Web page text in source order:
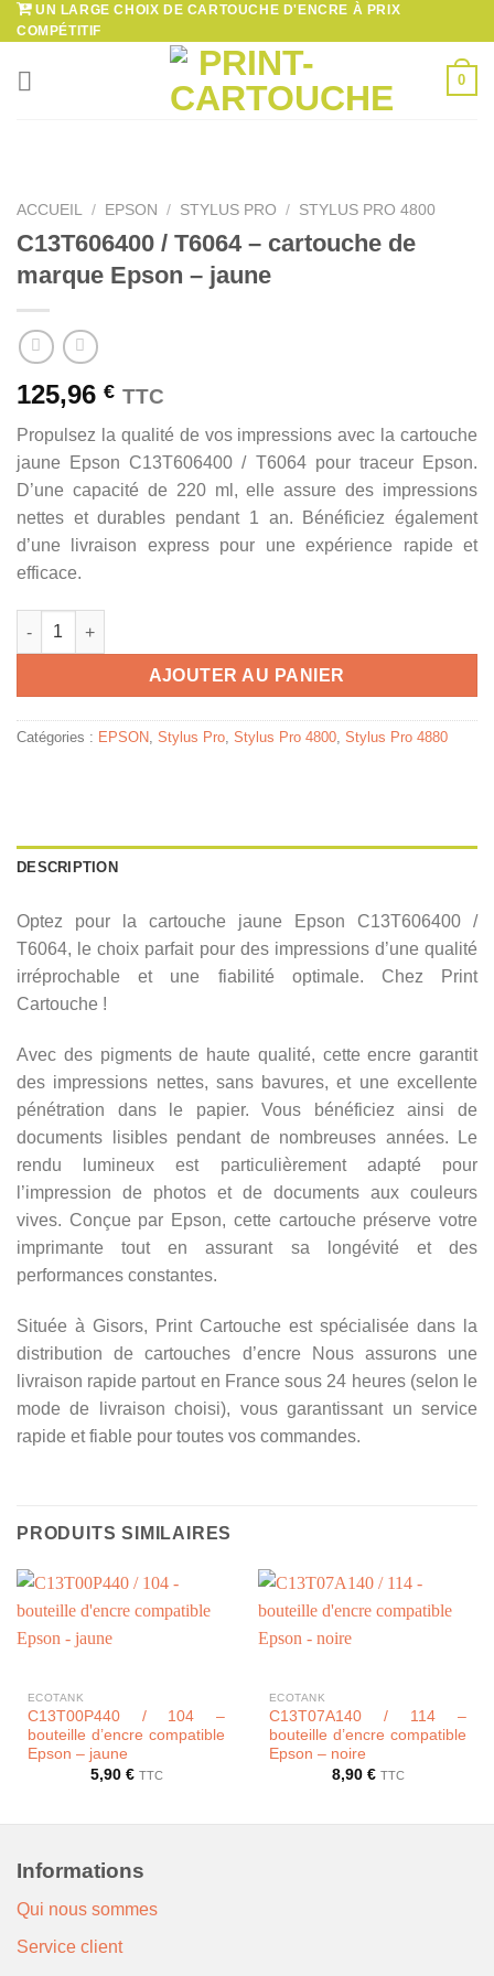
Passer
au
contenu
UN LARGE CHOIX DE CARTOUCHE D'ENCRE À PRIX
COMPÉTITIF
0
ACCUEIL / EPSON / STYLUS PRO / STYLUS PRO 4800
C13T606400 / T6064 – cartouche de
marque Epson – jaune
125,96 € TTC
Propulsez la qualité de vos impressions avec la cartouche
jaune Epson C13T606400 / T6064 pour traceur Epson.
D’une capacité de 220 ml, elle assure des impressions
nettes et durables pendant 1 an. Bénéficiez également
d’une livraison express pour une expérience rapide et
efficace.
quantité de C13T606400 / T6064 - cartouche de marque Epson
AJOUTER AU PANIER
Catégories : EPSON, Stylus Pro, Stylus Pro 4800, Stylus Pro 4880
DESCRIPTION
Optez pour la cartouche jaune Epson C13T606400 /
T6064, le choix parfait pour des impressions d’une qualité
irréprochable et une fiabilité optimale. Chez Print
Cartouche !
Avec des pigments de haute qualité, cette encre garantit
des impressions nettes, sans bavures, et une excellente
pénétration dans le papier. Vous bénéficiez ainsi de
documents lisibles pendant de nombreuses années. Le
rendu lumineux est particulièrement adapté pour
l’impression de photos et de documents aux couleurs
vives. Conçue par Epson, cette cartouche préserve votre
imprimante tout en assurant sa longévité et des
performances constantes.
Située à Gisors, Print Cartouche est spécialisée dans la
distribution de cartouches d’encre Nous assurons une
livraison rapide partout en France sous 24 heures (selon le
mode de livraison choisi), vous garantissant un service
rapide et fiable pour toutes vos commandes.
PRODUITS SIMILAIRES
ECOTANK
C13T00P440 / 104 –
bouteille d’encre compatible
Epson – jaune
5,90 € TTC
ECOTANK
C13T07A140 / 114 –
bouteille d’encre compatible
Epson – noire
8,90 € TTC
Informations
Qui nous sommes
Service client